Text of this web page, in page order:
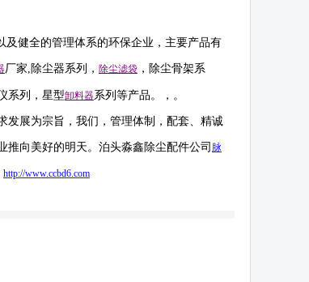
健全的管理体系的环保企业，主要产品有
厂家, 除尘器系列， 除尘滤袋 ，除尘骨架系
系列，星型卸料器系列等产品。，。
发展为宗旨，我们，管理体制，配套、精诚
向美好的明天。 泊头淼鑫除尘配件公司 脉
http://www.ccbd6.com